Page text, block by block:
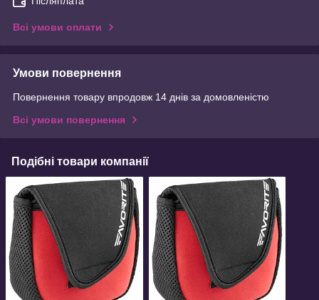
Всі умови оплати
Умови повернення
Повернення товару впродовж 14 днів за домовленістю
Всі умови повернення
Подібні товари компанії